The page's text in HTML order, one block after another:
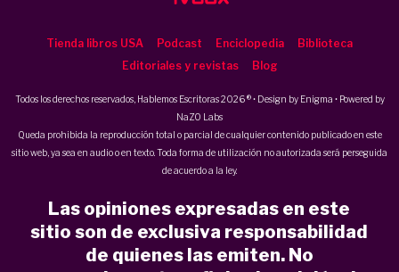
Tienda libros USA Podcast Enciclopedia
Biblioteca
Editoriales y revistas
Blog
Todos los derechos reservados, Hablemos Escritoras 2026 ® • Design by Enigma • Powered by
NaZO Labs
Queda prohibida la reproducción total o parcial de cualquier contenido publicado en este
sitio web, ya sea en audio o en texto. Toda forma de utilización no autorizada será perseguida
de acuerdo a la ley.
Las opiniones expresadas en este
sitio son de exclusiva responsabilidad
de quienes las emiten. No